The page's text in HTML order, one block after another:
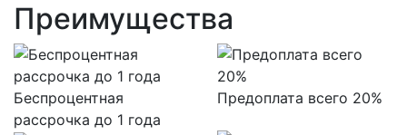
Преимущества
Беспроцентная
рассрочка до 1 года
Предоплата всего 20%